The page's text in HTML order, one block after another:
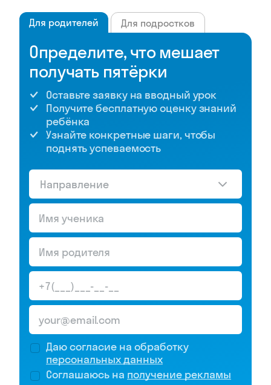
Для родителей Для подростков
Определите, что мешает
получать пятёрки
Оставьте заявку на вводный урок
Получите бесплатную оценку знаний
ребёнка
Узнайте конкретные шаги, чтобы
поднять успеваемость
Направление
Даю согласие на обработку
персональных данных
Соглашаюсь на получение рекламы